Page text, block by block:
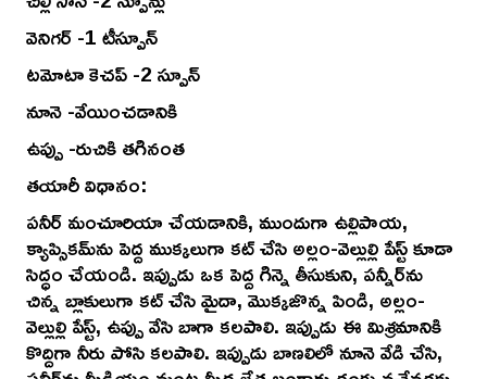
వెనిగర్ -1 టీస్పూన్
టమోటా కెచప్ -2 స్పూన్
నూనె -వేయించడానికి
ఉప్పు -రుచికి తగినంత
తయారీ విధానం:
పనీర్ మంచూరియా చేయడానికి, ముందుగా ఉల్లిపాయ,
క్యాప్సికమ్‌ను పెద్ద ముక్కలుగా కట్ చేసి అల్లం-వెల్లుల్లి పేస్ట్ కూడా
సిద్ధం చేయండి. ఇప్పుడు ఒక పెద్ద గిన్నె తీసుకుని, పన్నీర్‌ను
చిన్న బ్లాకులుగా కట్ చేసి మైదా, మొక్కజొన్న పిండి, అల్లం-
వెల్లుల్లి పేస్ట్, ఉప్పు వేసి బాగా కలపాలి. ఇప్పుడు ఈ మిశ్రమానికి
కొద్దిగా నీరు పోసి కలపాలి. ఇప్పుడు బాణలిలో నూనె వేడి చేసి,